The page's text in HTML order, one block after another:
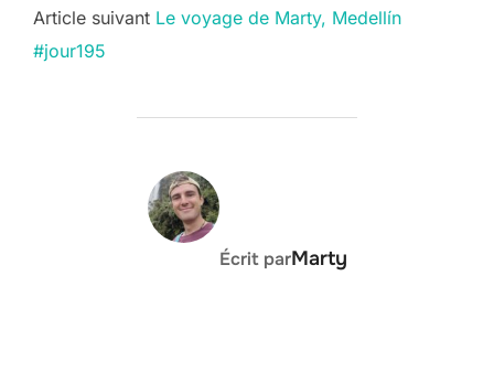
Post
navigation
Article suivant Le voyage de Marty, Medellín
#jour195
AUTEUR DE LA PUBLICATION
Écrit parMarty